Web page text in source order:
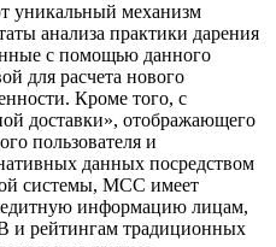
уникальный механизм
анализа практики дарения
с помощью данного
для расчета нового
Кроме того, с
доставки», отображающего
пользователя и
данных посредством
системы, МСС имеет
информацию лицам,
и рейтингам традиционных